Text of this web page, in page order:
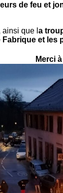
de feu et
ainsi que l a
et les
Merci